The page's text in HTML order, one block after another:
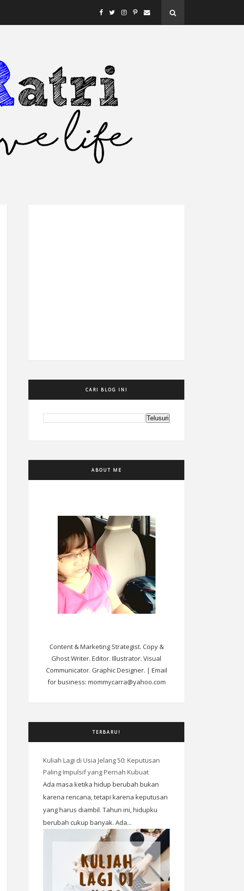
CARI BLOG INI
ABOUT ME
Content & Marketing Strategist. Copy &
Ghost Writer. Editor. Illustrator. Visual
Communicator. Graphic Designer. | Email
for business: mommycarra@yahoo.com
TERBARU!
Kuliah Lagi di Usia Jelang 50: Keputusan
Paling Impulsif yang Pernah Kubuat
Ada masa ketika hidup berubah bukan
karena rencana, tetapi karena keputusan
yang harus diambil. Tahun ini, hidupku
berubah cukup banyak. Ada...